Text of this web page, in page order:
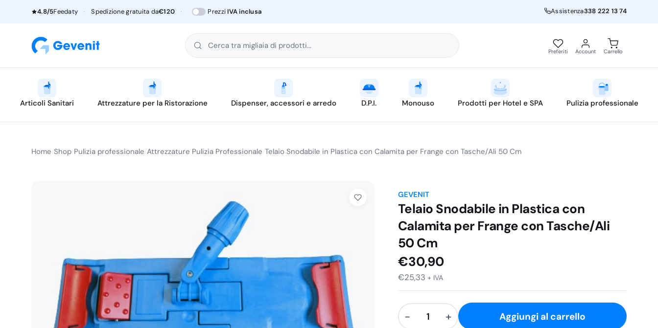
4.8/5Feedaty · Spedizione gratuita da€120 · Prezzi IVA inclusa Assistenza338 222 13 74
Cerca tra migliaia di prodotti...
Preferiti Account Carrello
Articoli Sanitari Attrezzature per la Ristorazione Dispenser, accessori e arredo D.P.I. Monouso Prodotti per Hotel e SPA Pulizia professionale
Home Shop Pulizia professionale Attrezzature Pulizia Professionale Telaio Snodabile in Plastica con Calamita per Frange con Tasche/Ali 50 Cm
GEVENIT
Telaio Snodabile in Plastica con
Calamita per Frange con Tasche/Ali
50 Cm
€30,90
€25,33 + IVA
Telaio
− + Aggiungi al carrello